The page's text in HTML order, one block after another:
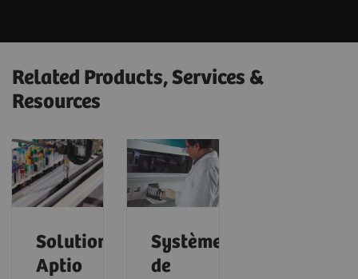
Related Products, Services &
Resources
Solution
Aptio
Systèmes
de